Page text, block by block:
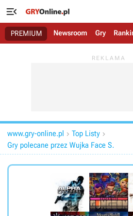

PREMIUM Newsroom Gry
www.gry-online.pl  Top Listy 
Gry polecane przez Wujka Face S.